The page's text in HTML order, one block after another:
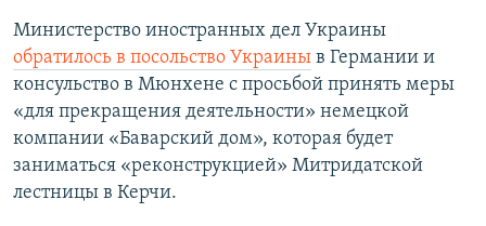
Министерство иностранных дел Украины
обратилось в посольство Украины в Германии и
консульство в Мюнхене с просьбой принять меры
«для прекращения деятельности» немецкой
компании «Баварский дом», которая будет
заниматься «реконструкцией» Митридатской
лестницы в Керчи.